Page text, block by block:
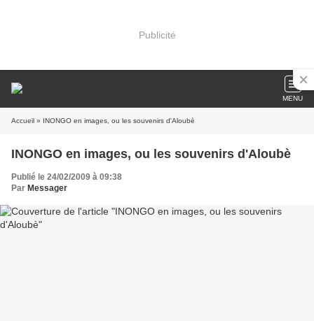
Publicité
MENU
Accueil » INONGO en images, ou les souvenirs d'Aloubè
INONGO en images, ou les souvenirs d'Aloubè
Publié le 24/02/2009 à 09:38
Par Messager